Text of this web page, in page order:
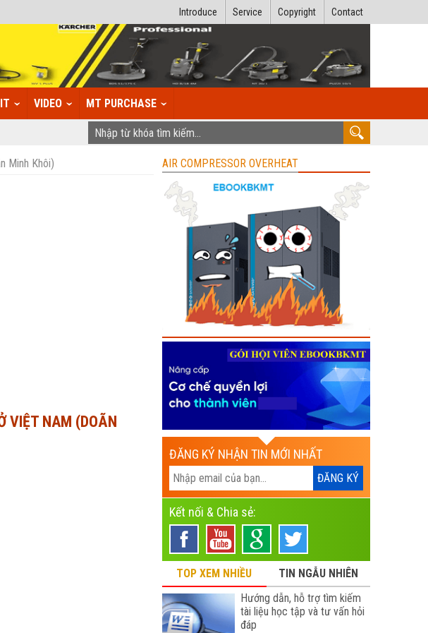
Contact
Copyright
Service
Introduce
VIDEO MT PURCHASE
Minh Khôi)
VIỆT NAM (DOÃN
AIR COMPRESSOR OVERHEAT
ĐĂNG KÝ NHẬN TIN MỚI NHẤT
Kết nối & Chia sẻ:
TOP XEM NHIỀU
TIN NGẪU NHIÊN
Hướng dẫn, hỗ trợ tìm kiếm
tài liệu học tập và tư vấn hỏi
đáp